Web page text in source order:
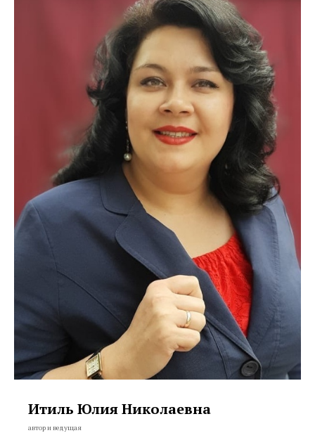
Итиль Юлия Николаевна
автор и ведущая